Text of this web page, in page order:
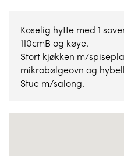
Koselig hytte med 1
110cmB og køye.
Stort kjøkken m/
mikrobølgeovn og
Stue m/salong.